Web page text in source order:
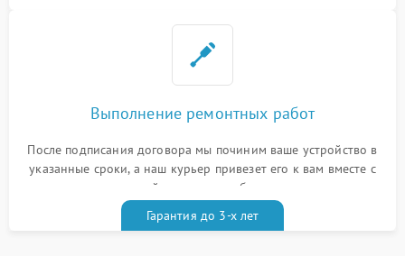
Выполнение ремонтных работ
После подписания договора мы починим ваше устройство в
указанные сроки, а наш курьер привезет его к вам вместе с
гарантийным талоном бесплатно
Гарантия до 3-х лет